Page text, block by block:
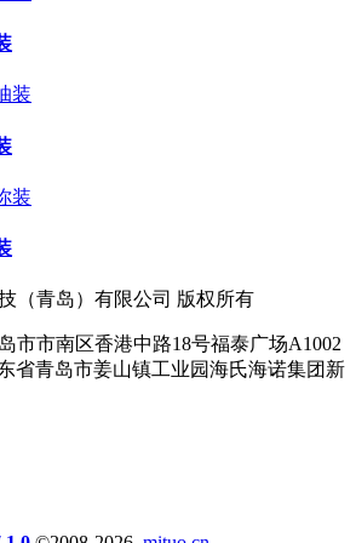
（青岛）有限公司 版权所有
市市南区香港中路18号福泰广场A1002
省青岛市姜山镇工业园海氏海诺集团新